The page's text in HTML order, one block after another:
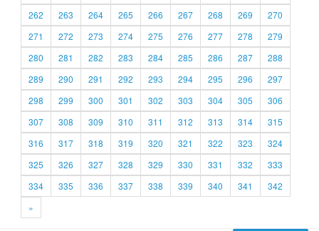
262
263 264 265 266 267 268 269
270
271
272 273 274 275 276 277 278
279
280
281 282 283 284 285 286 287
288
289
290 291 292 293 294 295 296
297
298
299 300 301 302 303 304 305
306
307
308 309 310 311 312 313 314
315
316
317 318 319 320 321 322 323
324
325
326 327 328 329 330 331 332
333
334
335 336 337 338 339 340 341
342
»